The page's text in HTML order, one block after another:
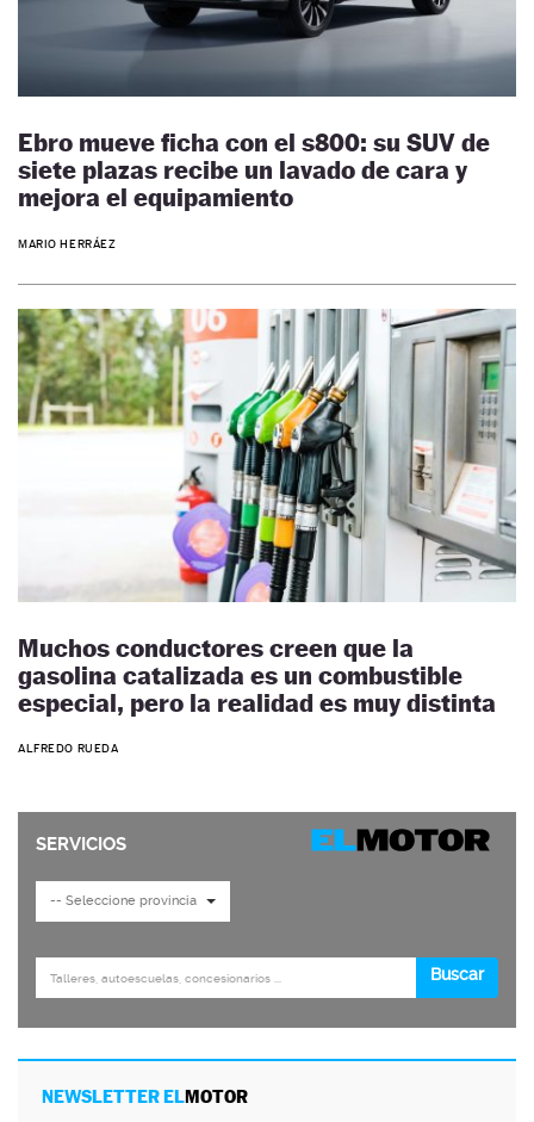
Ebro mueve ficha con el s800: su SUV de
siete plazas recibe un lavado de cara y
mejora el equipamiento
MARIO HERRÁEZ
Muchos conductores creen que la
gasolina catalizada es un combustible
especial, pero la realidad es muy distinta
ALFREDO RUEDA
NEWSLETTER ELMOTOR